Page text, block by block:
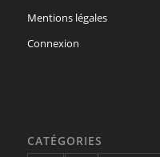
Mentions légales
Connexion
CATÉGORIES